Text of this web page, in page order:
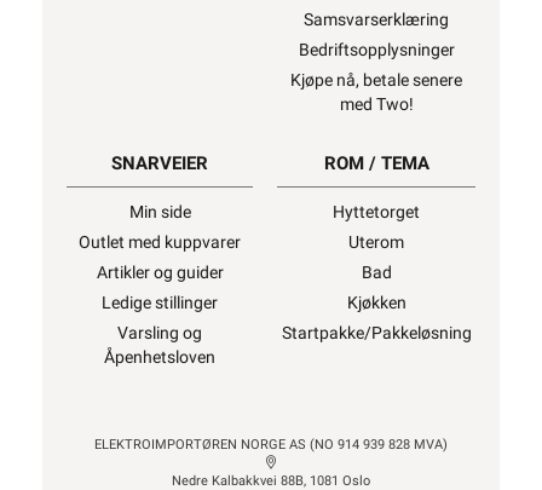
Samsvarserklæring
Bedriftsopplysninger
Kjøpe nå, betale senere
med Two!
SNARVEIER
Min side
Outlet med kuppvarer
Artikler og guider
Ledige stillinger
Varsling og
Åpenhetsloven
ROM / TEMA
Hyttetorget
Uterom
Bad
Kjøkken
Startpakke/Pakkeløsning
ELEKTROIMPORTØREN NORGE AS (NO 914 939 828 MVA)
Nedre Kalbakkvei 88B, 1081 Oslo